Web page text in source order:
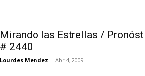
Mirando las Estrellas /
# 2440
Lourdes Mendez - Abr 4, 2009